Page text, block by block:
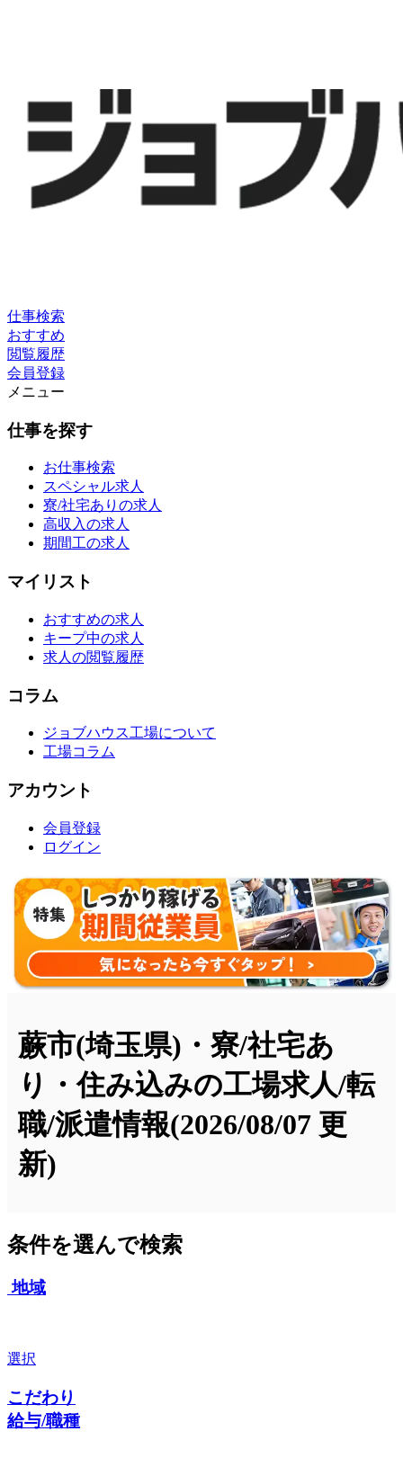
仕事検索
おすすめ
閲覧履歴
会員登録
メニュー
仕事を探す
お仕事検索
スペシャル求人
寮/社宅ありの求人
高収入の求人
期間工の求人
マイリスト
おすすめの求人
キープ中の求人
求人の閲覧履歴
コラム
ジョブハウス工場について
工場コラム
アカウント
会員登録
ログイン
蕨市(埼玉県)・寮/社宅あ
り・住み込みの工場求人/転
職/派遣情報(2026/08/07 更
新)
条件を選んで検索
地域
選択
こだわり
給与/職種